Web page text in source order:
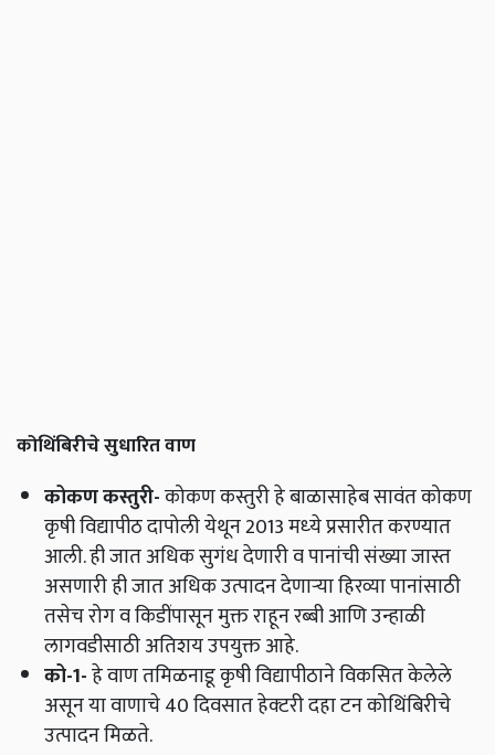
कोथिंबिरीचे सुधारित वाण
कोकण कस्तुरी-कोकण कस्तुरी हे बाळासाहेब सावंत कोकण
कृषी विद्यापीठ दापोली येथून 2013 मध्‍ये प्रसारीत करण्यात
आली. ही जात अधिक सुगंध देणारी व पानांची संख्या जास्त
असणारी ही जात अधिक उत्पादन देणाऱ्या हिरव्या पानांसाठी
तसेच रोग व किडींपासून मुक्त राहून रब्बी आणि उन्हाळी
लागवडीसाठी अतिशय उपयुक्त आहे.
को-1-हे वाण तमिळनाडू कृषी विद्यापीठाने विकसित केलेले
असून या वाणाचे 40 दिवसात हेक्‍टरी दहा टन कोथिंबिरीचे
उत्पादन मिळते.